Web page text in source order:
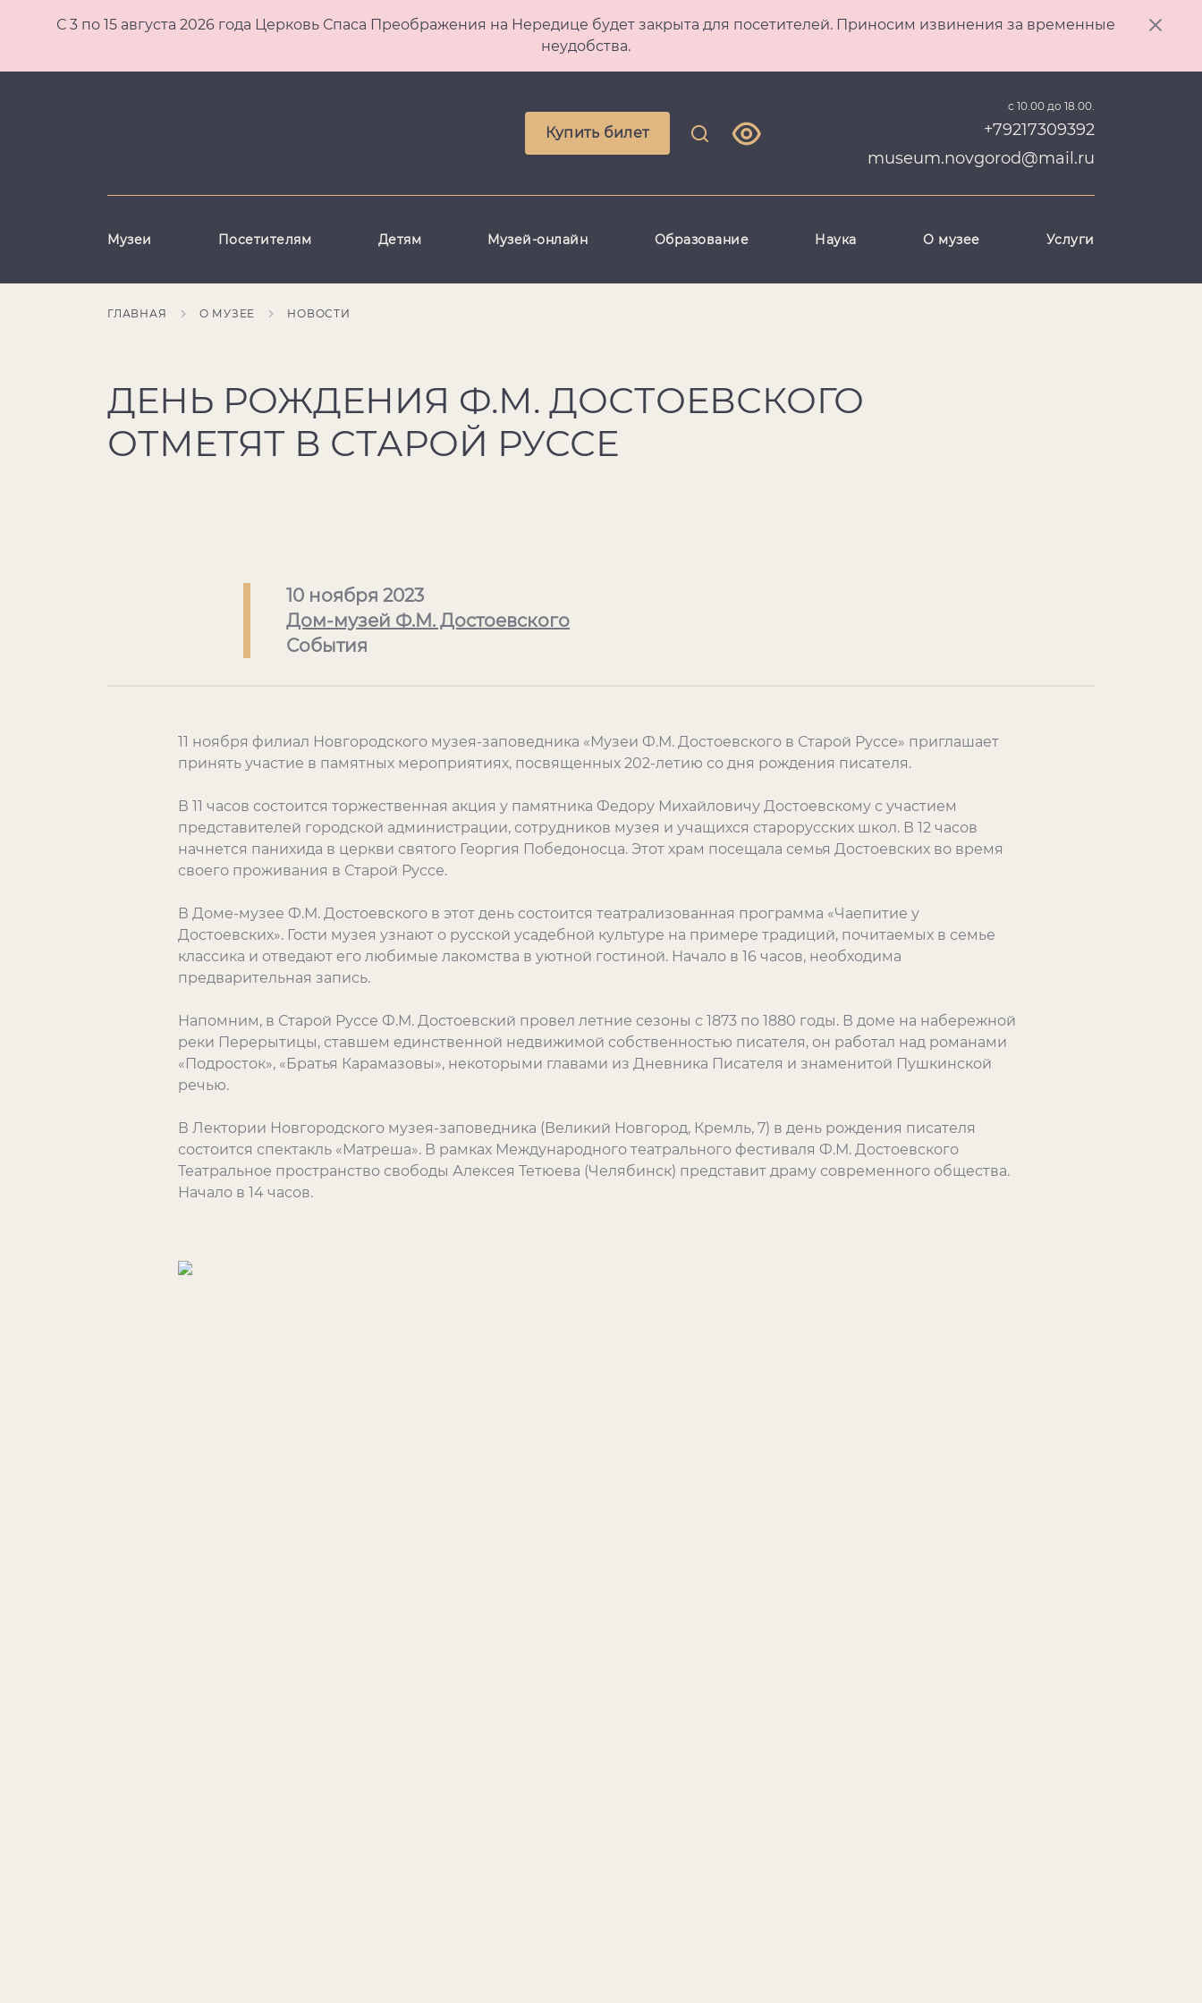
С 3 по 15 августа 2026 года Церковь Спаса Преображения на Нередице будет закрыта для посетителей. Приносим извинения за временные
неудобства.
Купить билет
с 10.00 до 18.00.
+79217309392
museum.novgorod@mail.ru
Музеи Посетителям Детям Музей-онлайн Образование Наука О музее Услуги
ГЛАВНАЯ О МУЗЕЕ НОВОСТИ
ДЕНЬ РОЖДЕНИЯ Ф.М. ДОСТОЕВСКОГО
ОТМЕТЯТ В СТАРОЙ РУССЕ
10 ноября 2023
Дом-музей Ф.М. Достоевского
События
11 ноября филиал Новгородского музея-заповедника «Музеи Ф.М. Достоевского в Старой Руссе» приглашает
принять участие в памятных мероприятиях, посвященных 202-летию со дня рождения писателя.
В 11 часов состоится торжественная акция у памятника Федору Михайловичу Достоевскому с участием
представителей городской администрации, сотрудников музея и учащихся старорусских школ. В 12 часов
начнется панихида в церкви святого Георгия Победоносца. Этот храм посещала семья Достоевских во время
своего проживания в Старой Руссе.
В Доме-музее Ф.М. Достоевского в этот день состоится театрализованная программа «Чаепитие у
Достоевских». Гости музея узнают о русской усадебной культуре на примере традиций, почитаемых в семье
классика и отведают его любимые лакомства в уютной гостиной. Начало в 16 часов, необходима
предварительная запись.
Напомним, в Старой Руссе Ф.М. Достоевский провел летние сезоны с 1873 по 1880 годы. В доме на набережной
реки Перерытицы, ставшем единственной недвижимой собственностью писателя, он работал над романами
«Подросток», «Братья Карамазовы», некоторыми главами из Дневника Писателя и знаменитой Пушкинской
речью.
В Лектории Новгородского музея-заповедника (Великий Новгород, Кремль, 7) в день рождения писателя
состоится спектакль «Матреша». В рамках Международного театрального фестиваля Ф.М. Достоевского
Театральное пространство свободы Алексея Тетюева (Челябинск) представит драму современного общества.
Начало в 14 часов.